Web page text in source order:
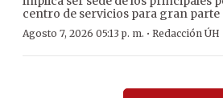
centro de servicios para gran parte
Agosto 7, 2026 05:13 p. m. · Redacción ÚH